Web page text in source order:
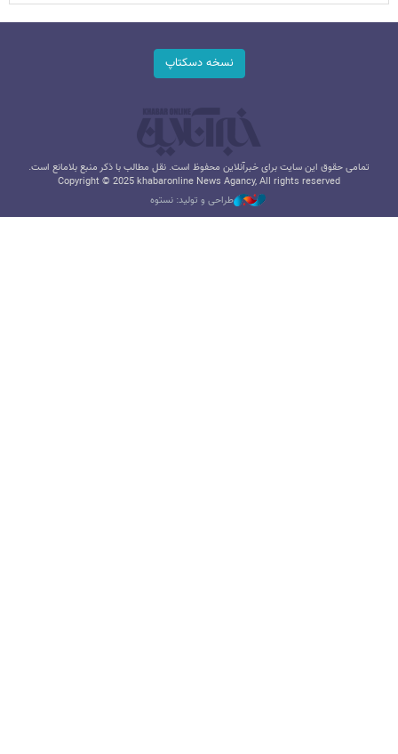
نسخه دسکتاپ
تمامی حقوق این سایت برای خبرآنلاین محفوظ است. نقل مطالب با ذکر منبع بلامانع است.
Copyright © 2025 khabaronline News Agancy, All rights reserved
طراحی و تولید: نستوه